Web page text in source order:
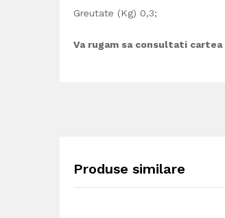
Greutate (Kg) 0,3;
Va rugam sa consultati
Produse similare